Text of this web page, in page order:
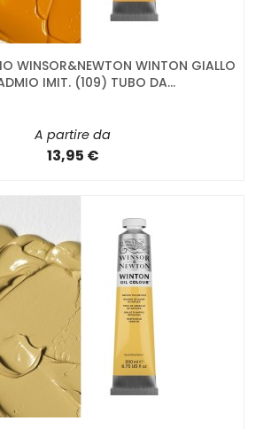
WINSOR&NEWTON WINTON GIALLO
IMIT. (109) TUBO DA...
A partire da
13,95 €